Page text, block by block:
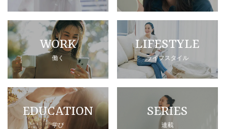
WORK
働く
LIFESTYLE
ライフスタイル
EDUCATION
学び
SERIES
連載